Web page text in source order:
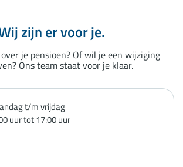
zijn er voor je.
je pensioen? Of wil je een wijziging
Ons team staat voor je klaar.
t/m vrijdag
uur tot 17:00 uur